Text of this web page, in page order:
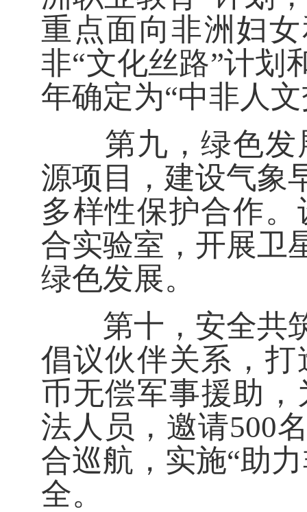
重点面向非洲妇
非“文化丝路”计划
年确定为“中非人
第九，绿色发展
源项目，建设气象
多样性保护合作
合实验室，开展卫
绿色发展。
第十，安全共筑
倡议伙伴关系，
币无偿军事援助，
法人员，邀请500
合巡航，实施“助
全。